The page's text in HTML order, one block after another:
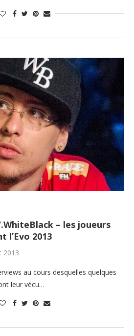
– les joueurs
l’Evo 2013
2013
au cours desquelles quelques
leur vécu…